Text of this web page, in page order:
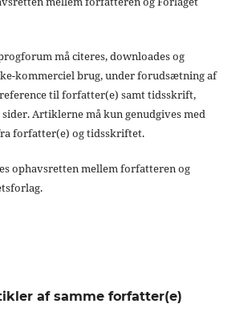
må citeres, downloades og
kommerciel brug, under forudsætning af
til forfatter(e) samt tidsskrift,
Artiklerne må kun genudgives med
forfatter(e) og tidsskriftet.
ophavsretten mellem forfatteren og
af samme forfatter(e)